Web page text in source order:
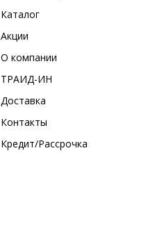
Каталог
Акции
О компании
ТРАИД-ИН
Доставка
Контакты
Кредит/Рассрочка